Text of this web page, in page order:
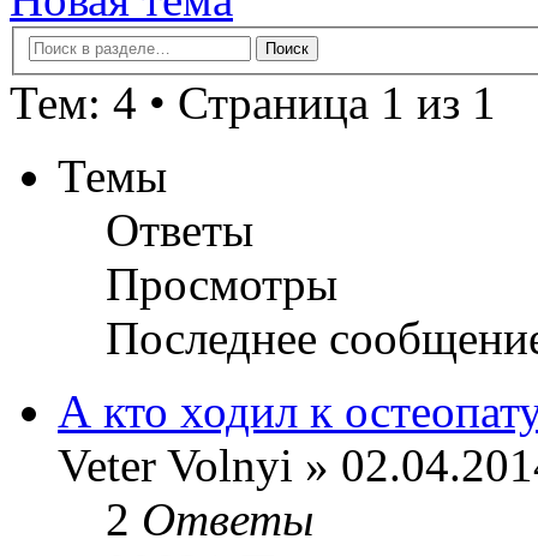
Тем: 4 • Страница 1 из 1
Темы
Ответы
Просмотры
Последнее
А кто ходил к
Veter Volnyi »
2 Ответы